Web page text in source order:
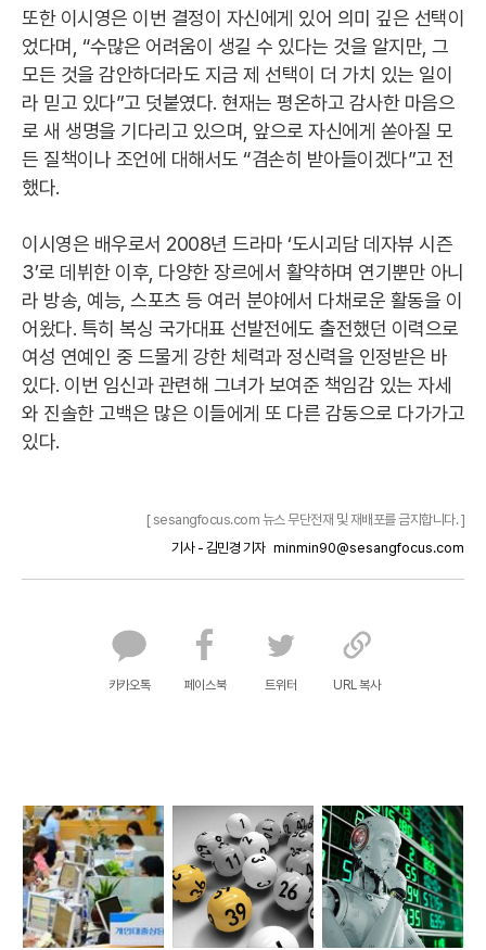
또한 이시영은 이번 결정이 자신에게 있어 의미 깊은 선택이
었다며, “수많은 어려움이 생길 수 있다는 것을 알지만, 그
모든 것을 감안하더라도 지금 제 선택이 더 가치 있는 일이
라 믿고 있다”고 덧붙였다. 현재는 평온하고 감사한 마음으
로 새 생명을 기다리고 있으며, 앞으로 자신에게 쏟아질 모
든 질책이나 조언에 대해서도 “겸손히 받아들이겠다”고 전
했다.
이시영은 배우로서 2008년 드라마 ‘도시괴담 데자뷰 시즌
3’로 데뷔한 이후, 다양한 장르에서 활약하며 연기뿐만 아니
라 방송, 예능, 스포츠 등 여러 분야에서 다채로운 활동을 이
어왔다. 특히 복싱 국가대표 선발전에도 출전했던 이력으로
여성 연예인 중 드물게 강한 체력과 정신력을 인정받은 바
있다. 이번 임신과 관련해 그녀가 보여준 책임감 있는 자세
와 진솔한 고백은 많은 이들에게 또 다른 감동으로 다가가고
있다.
[ sesangfocus.com 뉴스 무단전재 및 재배포를 금지합니다. ]
기사 - 김민경 기자 minmin90@sesangfocus.com
카카오톡 페이스북 트위터 URL 복사